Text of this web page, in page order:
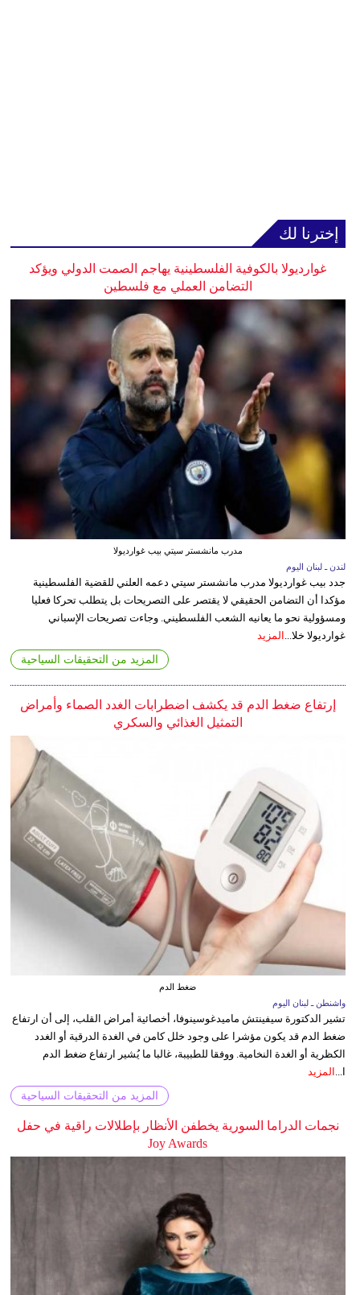
إخترنا لك
غوارديولا بالكوفية الفلسطينية يهاجم الصمت الدولي ويؤكد
التضامن العملي مع فلسطين
مدرب مانشستر سيتي بيب غوارديولا
لندن ـ لبنان اليوم
جدد بيب غوارديولا مدرب مانشستر سيتي دعمه العلني للقضية الفلسطينية
مؤكدا أن التضامن الحقيقي لا يقتصر على التصريحات بل يتطلب تحركا فعليا
ومسؤولية نحو ما يعانيه الشعب الفلسطيني. وجاءت تصريحات الإسباني
غوارديولا خلا...
المزيد
المزيد من التحقيقات السياحية
إرتفاع ضغط الدم قد يكشف اضطرابات الغدد الصماء وأمراض
التمثيل الغذائي والسكري
ضغط الدم
واشنطن ـ لبنان اليوم
تشير الدكتورة سيفينتش ماميدغوسينوفا، أخصائية أمراض القلب، إلى أن ارتفاع
ضغط الدم قد يكون مؤشرا على وجود خلل كامن في الغدة الدرقية أو الغدد
الكظرية أو الغدة النخامية. ووفقا للطبيبة، غالبا ما يُشير ارتفاع ضغط الدم
ا... المزيد
المزيد من التحقيقات السياحية
نجمات الدراما السورية يخطفن الأنظار بإطلالات راقية في حفل
Joy Awards